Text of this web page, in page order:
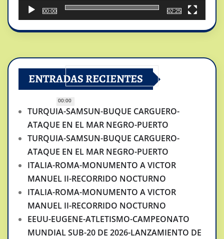
00:00
00:00
02:25
ENTRADAS RECIENTES
TURQUIA-SAMSUN-BUQUE CARGUERO-
ATAQUE EN EL MAR NEGRO-PUERTO
TURQUIA-SAMSUN-BUQUE CARGUERO-
ATAQUE EN EL MAR NEGRO-PUERTO
ITALIA-ROMA-MONUMENTO A VICTOR
MANUEL II-RECORRIDO NOCTURNO
ITALIA-ROMA-MONUMENTO A VICTOR
MANUEL II-RECORRIDO NOCTURNO
EEUU-EUGENE-ATLETISMO-CAMPEONATO
MUNDIAL SUB-20 DE 2026-LANZAMIENTO DE